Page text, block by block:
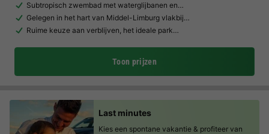
Subtropisch zwembad met waterglijbanen en…
Gelegen in het hart van Middel-Limburg vlakbij…
Ruime keuze aan verblijven, het ideale park…
Toon prijzen
Last minutes
Kies een spontane vakantie & profiteer van